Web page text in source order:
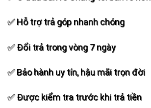
✅ Hỗ trợ trả góp nhanh chóng
✅ Đổi trả trong vòng 7 ngày
✅ Bảo hành uy tín, hậu mãi trọn đời
✅ Được kiểm tra trước khi trả tiền